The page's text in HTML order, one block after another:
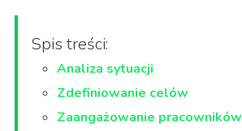
Spis treści:
Analiza sytuacji
Zdefiniowanie celów
Zaangażowanie pracowników